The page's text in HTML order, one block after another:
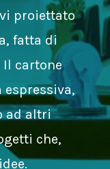
proiettato
fatta di
cartone
ad altri
che,